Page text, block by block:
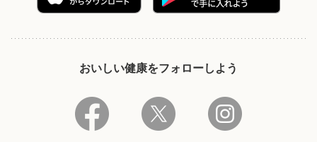
おいしい健康をフォローしよう